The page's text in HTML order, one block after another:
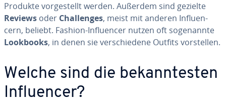
Produkte vor­ge­stellt werden. Außerdem sind gezielte
Reviews oder Chal­lenges, meist mit anderen In­fluen­
cern, beliebt. Fashion-In­fluen­cer nutzen oft so­ge­nann­te
Lookbooks, in denen sie ver­schie­de­ne Outfits vor­stel­len.
Welche sind die be­kann­tes­ten
In­fluen­cer?